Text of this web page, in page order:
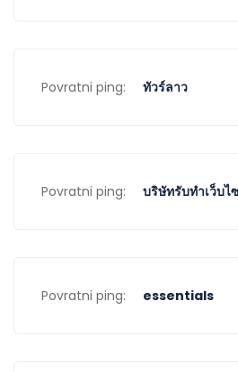
Povratni ping: ทัวร์ลาว
Povratni ping: บริษัทรับทำเว็บไ
Povratni ping: essentials